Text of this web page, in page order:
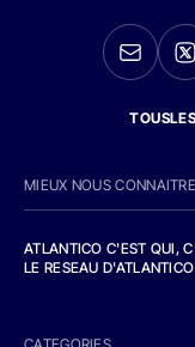
MIEUX NOUS CONNAITRE
ATLANTICO C'EST QUI,
LE RESEAU D'ATLANTICO